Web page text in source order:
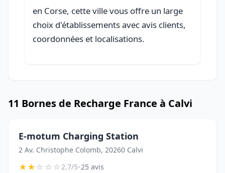
en Corse, cette ville vous offre un large
choix d'établissements avec avis clients,
coordonnées et localisations.
11 Bornes de Recharge France à Calvi
E-motum Charging Station
2 Av. Christophe Colomb, 20260 Calvi
★★☆☆☆2.7/5•25 avis